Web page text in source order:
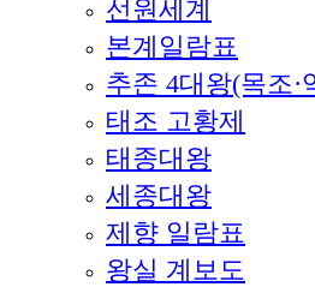
선원세계
본계일람표
추존 4대왕(목조·
태조 고황제
태종대왕
세종대왕
제향 일람표
왕실 계보도